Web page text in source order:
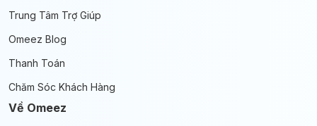
Trung Tâm Trợ Giúp
Omeez Blog
Thanh Toán
Chăm Sóc Khách Hàng
Về Omeez